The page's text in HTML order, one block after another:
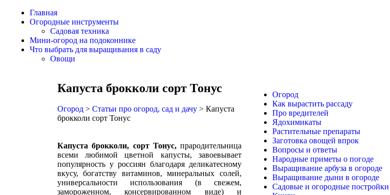
Главная
Огородные инструменты
Садовая техника
Мини-огород на подоконнике
Что выбрать для выращивания в саду
Овощи
Капуста брокколи сорт То­нус
Огород > Статьи про огород, сад и дачу > Капуста
брокколи сорт То­нус
Капуста брокколи, сорт То­нус, прародительница
всеми любимой цветной капусты, за­воевывает
популярность у россиян благодаря делика­тесному
вкусу, богатству вита­минов, минеральных солей,
универсальности использова­ния (в свежем,
заморожен­ном, консервированном виде) и
Огород
Как вырастить рассаду
Про вредителей
Ядохимикаты
Растительные препараты
Заготовка овощей впрок
Вопросы и ответы
Народные приметы о погоде
Выращивание арбуза в огороде
Выращивание дыни в огороде
Садовые и огородные постройки